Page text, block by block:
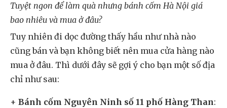
Tuyệt ngon để làm quà nhưng bánh cốm Hà Nội giá
bao nhiêu và mua ở đâu?
Tuy nhiên đi dọc đường thấy hầu như nhà nào
cũng bán và bạn không biết nên mua cửa hàng nào
mua ở đâu. Thì dưới đây sẽ gợi ý cho bạn một số địa
chỉ như sau:
+ Bánh cốm Nguyên Ninh số 11 phố Hàng Than: